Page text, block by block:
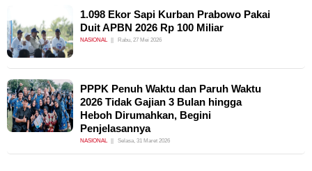
1.098 Ekor Sapi Kurban Prabowo Pakai
Duit APBN 2026 Rp 100 Miliar
NASIONAL Rabu, 27 Mei 2026
PPPK Penuh Waktu dan Paruh Waktu
2026 Tidak Gajian 3 Bulan hingga
Heboh Dirumahkan, Begini
Penjelasannya
NASIONAL Selasa, 31 Maret 2026